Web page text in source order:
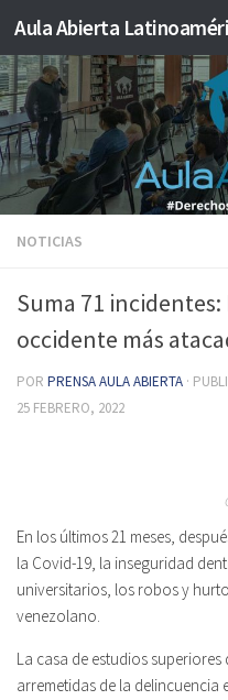
Saltar al contenido
Aula Abierta
NOTICIAS
Suma 71 incidentes:
occidente más
POR PRENSA AULA ABIERTA ·
25 FEBRERO, 2022
En los últimos 21 meses,
la Covid-19, la inseguridad
universitarios, los robos y
venezolano.
La casa de estudios
arremetidas de la delincuencia